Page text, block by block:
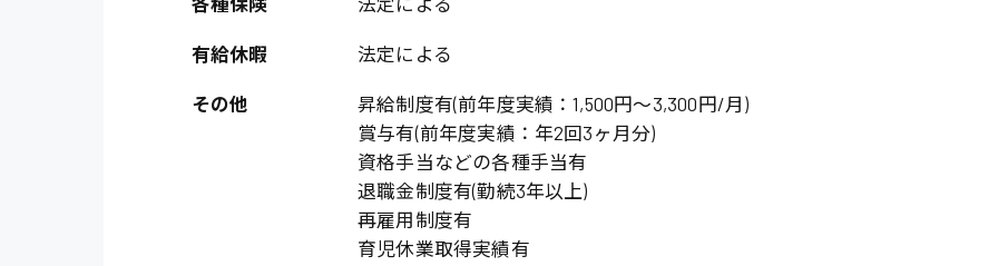
医療事務
IT・クリエイティブ系
DTPオペレーター CADオペレーター
システムエンジニア プログラマー
販売・サービス・フード系
経営企画
鳥取県
有給休暇 法定による
その他
昇給制度有(前年度実績：1,500円〜3,300円/月)
賞与有(前年度実績：年2回3ヶ月分)
資格手当などの各種手当有
退職金制度有(勤続3年以上)
再雇用制度有
育児休業取得実績有